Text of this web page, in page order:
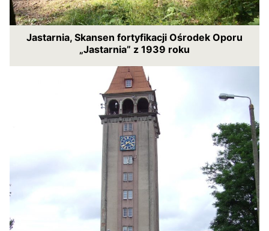
Jastarnia, Skansen fortyfikacji Ośrodek Oporu
„Jastarnia” z 1939 roku